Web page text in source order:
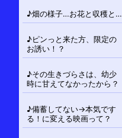
♪畑の様子…お花と収穫と…
♪ピンっと来た方、限定の
お誘い！？
♪その生きづらさは、幼少
時に甘えてなかったから？
♪備蓄してない→本気です
る！に変える映画って？